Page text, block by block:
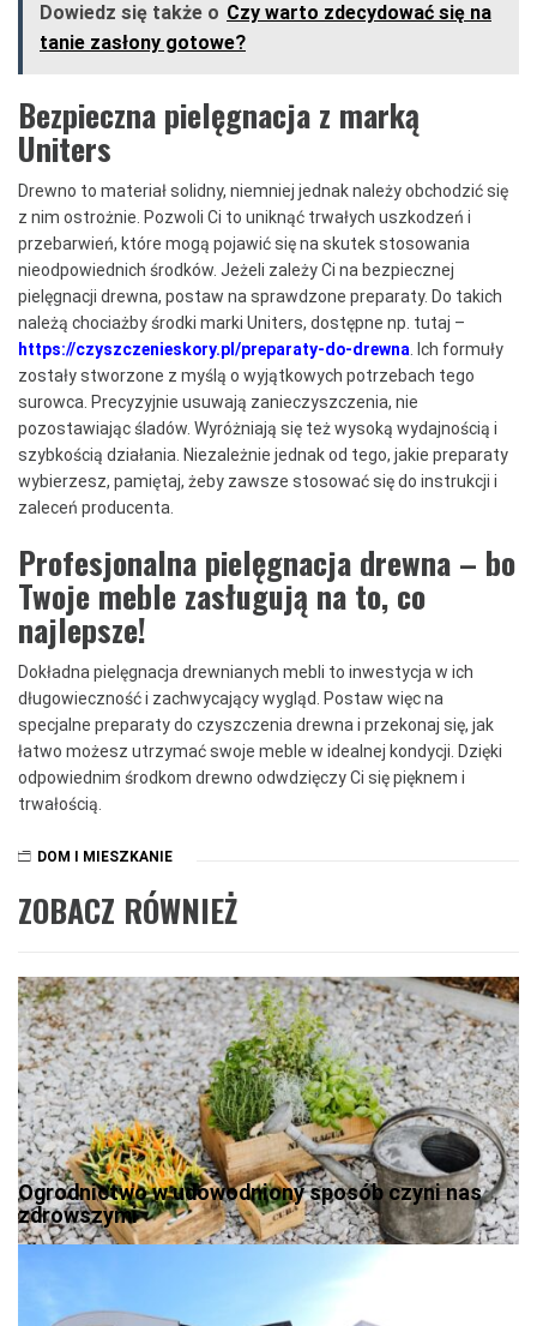
Dowiedz się także o Czy warto zdecydować się na
tanie zasłony gotowe?
Bezpieczna pielęgnacja z marką
Uniters
Drewno to materiał solidny, niemniej jednak należy obchodzić się
z nim ostrożnie. Pozwoli Ci to uniknąć trwałych uszkodzeń i
przebarwień, które mogą pojawić się na skutek stosowania
nieodpowiednich środków. Jeżeli zależy Ci na bezpiecznej
pielęgnacji drewna, postaw na sprawdzone preparaty. Do takich
należą chociażby środki marki Uniters, dostępne np. tutaj –
https://czyszczenieskory.pl/preparaty-do-drewna. Ich formuły
zostały stworzone z myślą o wyjątkowych potrzebach tego
surowca. Precyzyjnie usuwają zanieczyszczenia, nie
pozostawiając śladów. Wyróżniają się też wysoką wydajnością i
szybkością działania. Niezależnie jednak od tego, jakie preparaty
wybierzesz, pamiętaj, żeby zawsze stosować się do instrukcji i
zaleceń producenta.
Profesjonalna pielęgnacja drewna – bo
Twoje meble zasługują na to, co
najlepsze!
Dokładna pielęgnacja drewnianych mebli to inwestycja w ich
długowieczność i zachwycający wygląd. Postaw więc na
specjalne preparaty do czyszczenia drewna i przekonaj się, jak
łatwo możesz utrzymać swoje meble w idealnej kondycji. Dzięki
odpowiednim środkom drewno odwdzięczy Ci się pięknem i
trwałością.
DOM I MIESZKANIE
ZOBACZ RÓWNIEŻ
Ogrodnictwo w udowodniony sposób czyni nas
zdrowszymi